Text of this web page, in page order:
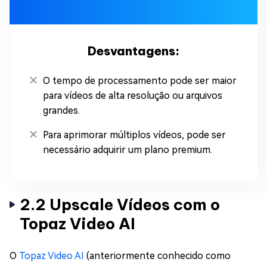
Desvantagens:
O tempo de processamento pode ser maior
para vídeos de alta resolução ou arquivos
grandes.
Para aprimorar múltiplos vídeos, pode ser
necessário adquirir um plano premium.
2.2 Upscale Vídeos com o
Topaz Video AI
O Topaz Video AI (anteriormente conhecido como